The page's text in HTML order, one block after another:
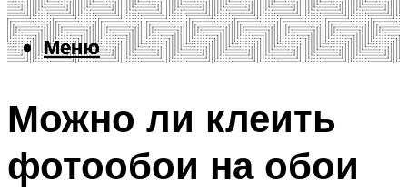
Меню
Меню
Можно ли клеить
фотообои на обои